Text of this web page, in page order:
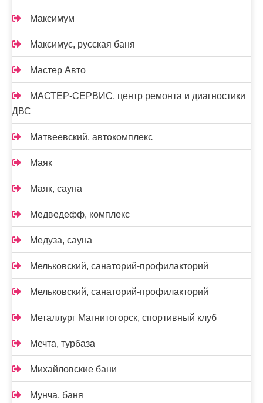
Максимум
Максимус, русская баня
Мастер Авто
МАСТЕР-СЕРВИС, центр ремонта и диагностики
ДВС
Матвеевский, автокомплекс
Маяк
Маяк, сауна
Медведефф, комплекс
Медуза, сауна
Мельковский, санаторий-профилакторий
Мельковский, санаторий-профилакторий
Металлург Магнитогорск, спортивный клуб
Мечта, турбаза
Михайловские бани
Мунча, баня